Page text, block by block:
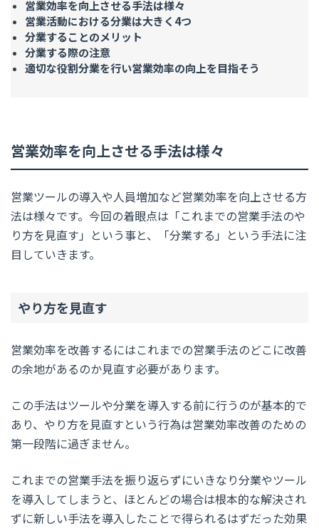
営業効率を向上させる手法は様々
営業活動における分業は大きく4つ
分業することのメリット
分業する際の注意
適切な役割分業を行い営業効率の向上を目指そう
営業効率を向上させる手法は様々
営業ツールの導入や人員増加など営業効率を向上させる方
法は様々です。今回の着眼点は「これまでの営業手法のや
り方を見直す」という事と、「分業する」という手法に注
目していきます。
やり方を見直す
営業効率を改善するにはこれまでの営業手法のどこに改善
の余地があるのか見直す必要があります。
この手法はツールや分業を導入する前に行うのが基本的で
あり、やり方を見直すという行為は営業効率改善のための
第一段階に過ぎません。
これまでの営業手法を振り返らずにいきなり分業やツール
を導入してしまうと、ほとんどの場合は根本的な解決され
ずに新しい手法を導入したことで得られるはずだった効果